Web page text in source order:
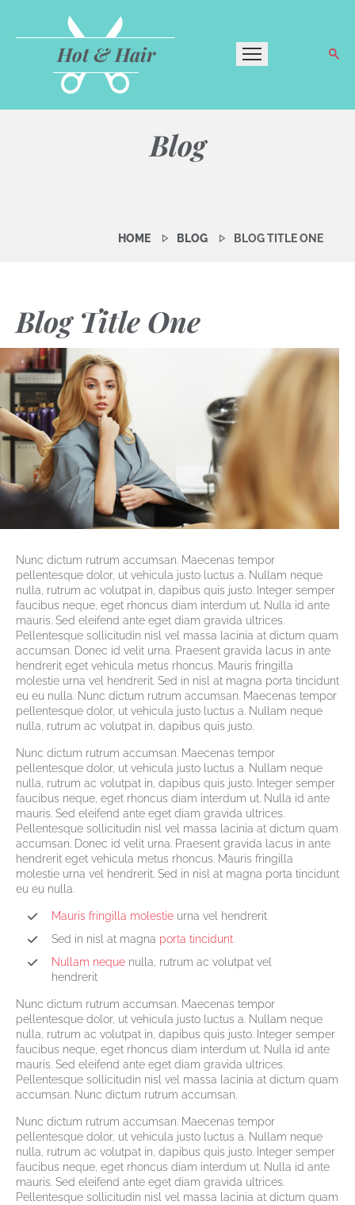
Hot & Hair
Blog
HOME BLOG BLOG TITLE ONE
Blog Title One
Nunc dictum rutrum accumsan. Maecenas tempor
pellentesque dolor, ut vehicula justo luctus a. Nullam neque
nulla, rutrum ac volutpat in, dapibus quis justo. Integer semper
faucibus neque, eget rhoncus diam interdum ut. Nulla id ante
mauris. Sed eleifend ante eget diam gravida ultrices.
Pellentesque sollicitudin nisl vel massa lacinia at dictum quam
accumsan. Donec id velit urna. Praesent gravida lacus in ante
hendrerit eget vehicula metus rhoncus. Mauris fringilla
molestie urna vel hendrerit. Sed in nisl at magna porta tincidunt
eu eu nulla. Nunc dictum rutrum accumsan. Maecenas tempor
pellentesque dolor, ut vehicula justo luctus a. Nullam neque
nulla, rutrum ac volutpat in, dapibus quis justo.
Nunc dictum rutrum accumsan. Maecenas tempor
pellentesque dolor, ut vehicula justo luctus a. Nullam neque
nulla, rutrum ac volutpat in, dapibus quis justo. Integer semper
faucibus neque, eget rhoncus diam interdum ut. Nulla id ante
mauris. Sed eleifend ante eget diam gravida ultrices.
Pellentesque sollicitudin nisl vel massa lacinia at dictum quam
accumsan. Donec id velit urna. Praesent gravida lacus in ante
hendrerit eget vehicula metus rhoncus. Mauris fringilla
molestie urna vel hendrerit. Sed in nisl at magna porta tincidunt
eu eu nulla.
Mauris fringilla molestie urna vel hendrerit
Sed in nisl at magna porta tincidunt
Nullam neque nulla, rutrum ac volutpat vel
hendrerit
Nunc dictum rutrum accumsan. Maecenas tempor
pellentesque dolor, ut vehicula justo luctus a. Nullam neque
nulla, rutrum ac volutpat in, dapibus quis justo. Integer semper
faucibus neque, eget rhoncus diam interdum ut. Nulla id ante
mauris. Sed eleifend ante eget diam gravida ultrices.
Pellentesque sollicitudin nisl vel massa lacinia at dictum quam
accumsan. Nunc dictum rutrum accumsan.
Nunc dictum rutrum accumsan. Maecenas tempor
pellentesque dolor, ut vehicula justo luctus a. Nullam neque
nulla, rutrum ac volutpat in, dapibus quis justo. Integer semper
faucibus neque, eget rhoncus diam interdum ut. Nulla id ante
mauris. Sed eleifend ante eget diam gravida ultrices.
Pellentesque sollicitudin nisl vel massa lacinia at dictum quam